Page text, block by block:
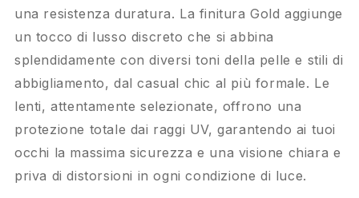
una resistenza duratura. La finitura Gold aggiunge
un tocco di lusso discreto che si abbina
splendidamente con diversi toni della pelle e stili di
abbigliamento, dal casual chic al più formale. Le
lenti, attentamente selezionate, offrono una
protezione totale dai raggi UV, garantendo ai tuoi
occhi la massima sicurezza e una visione chiara e
priva di distorsioni in ogni condizione di luce.